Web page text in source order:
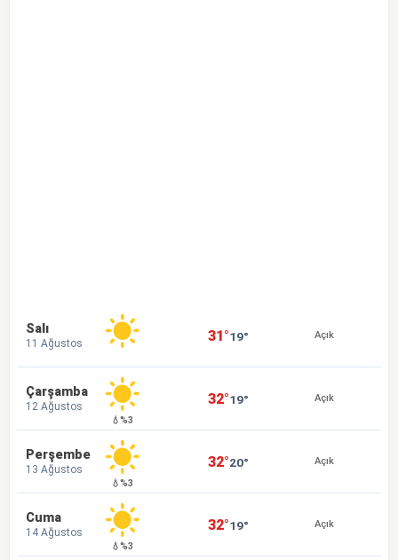
Salı
11 Ağustos 31°19° Açık
Çarşamba
12 Ağustos
💧%3
32°19° Açık
Perşembe
13 Ağustos
💧%3
32°20° Açık
Cuma
14 Ağustos
💧%3
32°19° Açık